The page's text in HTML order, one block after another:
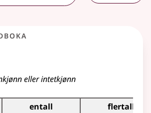
eller intetkjønn
for dette substantivet
entall
flertall